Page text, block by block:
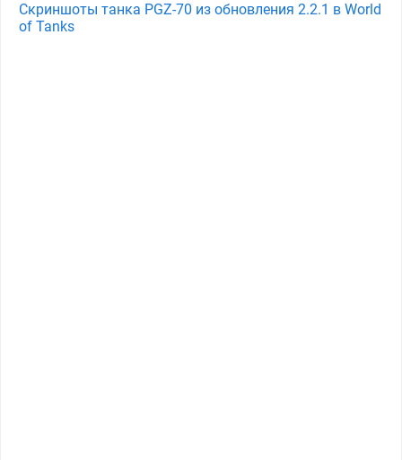
Скриншоты танка PGZ-70 из обновления 2.2.1 в World
of Tanks